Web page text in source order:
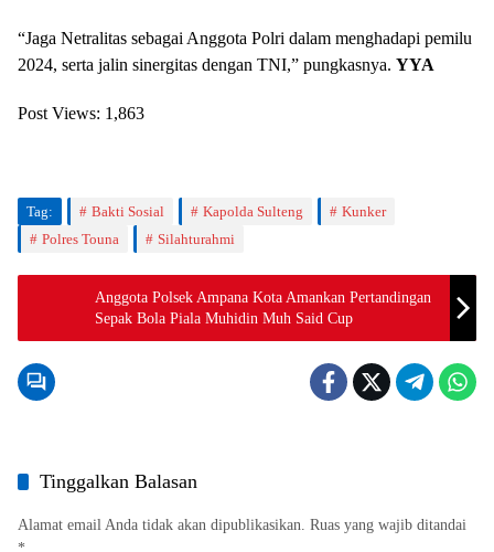
“Jaga Netralitas sebagai Anggota Polri dalam menghadapi pemilu
2024, serta jalin sinergitas dengan TNI,” pungkasnya. YYA
Post Views: 1,863
Tag: Bakti Sosial Kapolda Sulteng
Kunker
Polres Touna
Silahturahmi
Anggota Polsek Ampana Kota Amankan Pertandingan
Sepak Bola Piala Muhidin Muh Said Cup
Tinggalkan Balasan
Alamat email Anda tidak akan dipublikasikan. Ruas yang wajib ditandai
*